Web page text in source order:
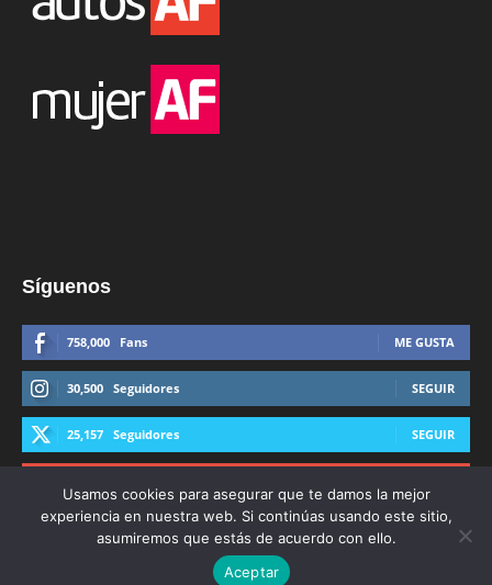
Síguenos
758,000 Fans ME GUSTA
30,500 Seguidores SEGUIR
25,157 Seguidores SEGUIR
© Derechos Reservados AFmedios 2021
Usamos cookies para asegurar que te damos la mejor
experiencia en nuestra web. Si continúas usando este sitio,
asumiremos que estás de acuerdo con ello.
Aceptar